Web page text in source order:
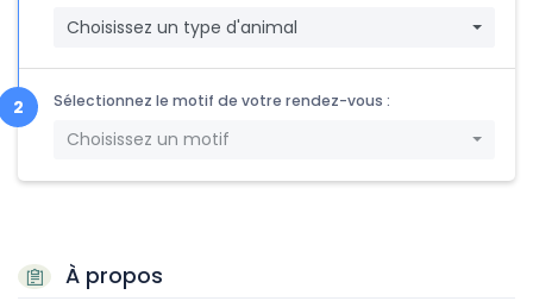
À propos
Choisissez un type d'animal
Sélectionnez le motif de votre rendez-vous :
Choisissez un motif